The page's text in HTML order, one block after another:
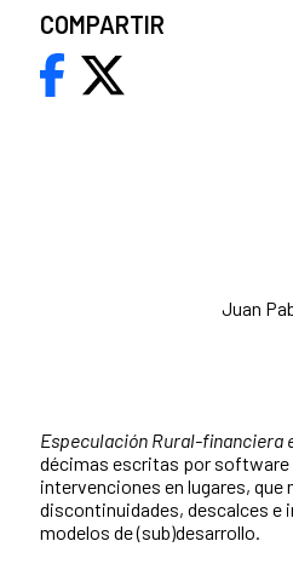
Juan
Especulación Rural-financiera
décimas escritas por software
intervenciones en lugares, que
discontinuidades, descalces e
modelos de (sub)desarrollo.
COMPARTIR